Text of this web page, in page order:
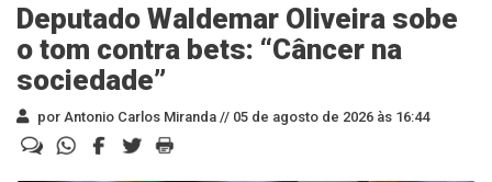
Deputado Waldemar Oliveira sobe
o tom contra bets: “Câncer na
sociedade”
por Antonio Carlos Miranda // 05 de agosto de 2026 às 16:44